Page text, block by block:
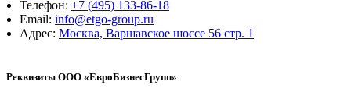
Телефон: +7 (495) 133-86-18
Email: info@etgo-group.ru
Адрес: Москва, Варшавское шоссе 56 стр. 1
Реквизиты ООО «ЕвроБизнесГрупп»